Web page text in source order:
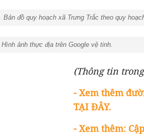
Bản đồ quy hoạch xã Trưng Trắc theo quy
Hình ảnh thực địa trên Google vệ tinh.
(Thông tin
- Xem thêm
TẠI ĐÂY.
- Xem thêm: